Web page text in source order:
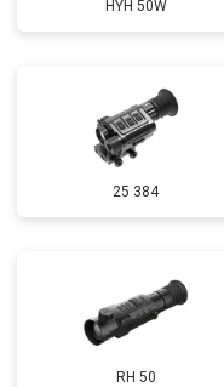
HYH 50W
25 384
RH 50